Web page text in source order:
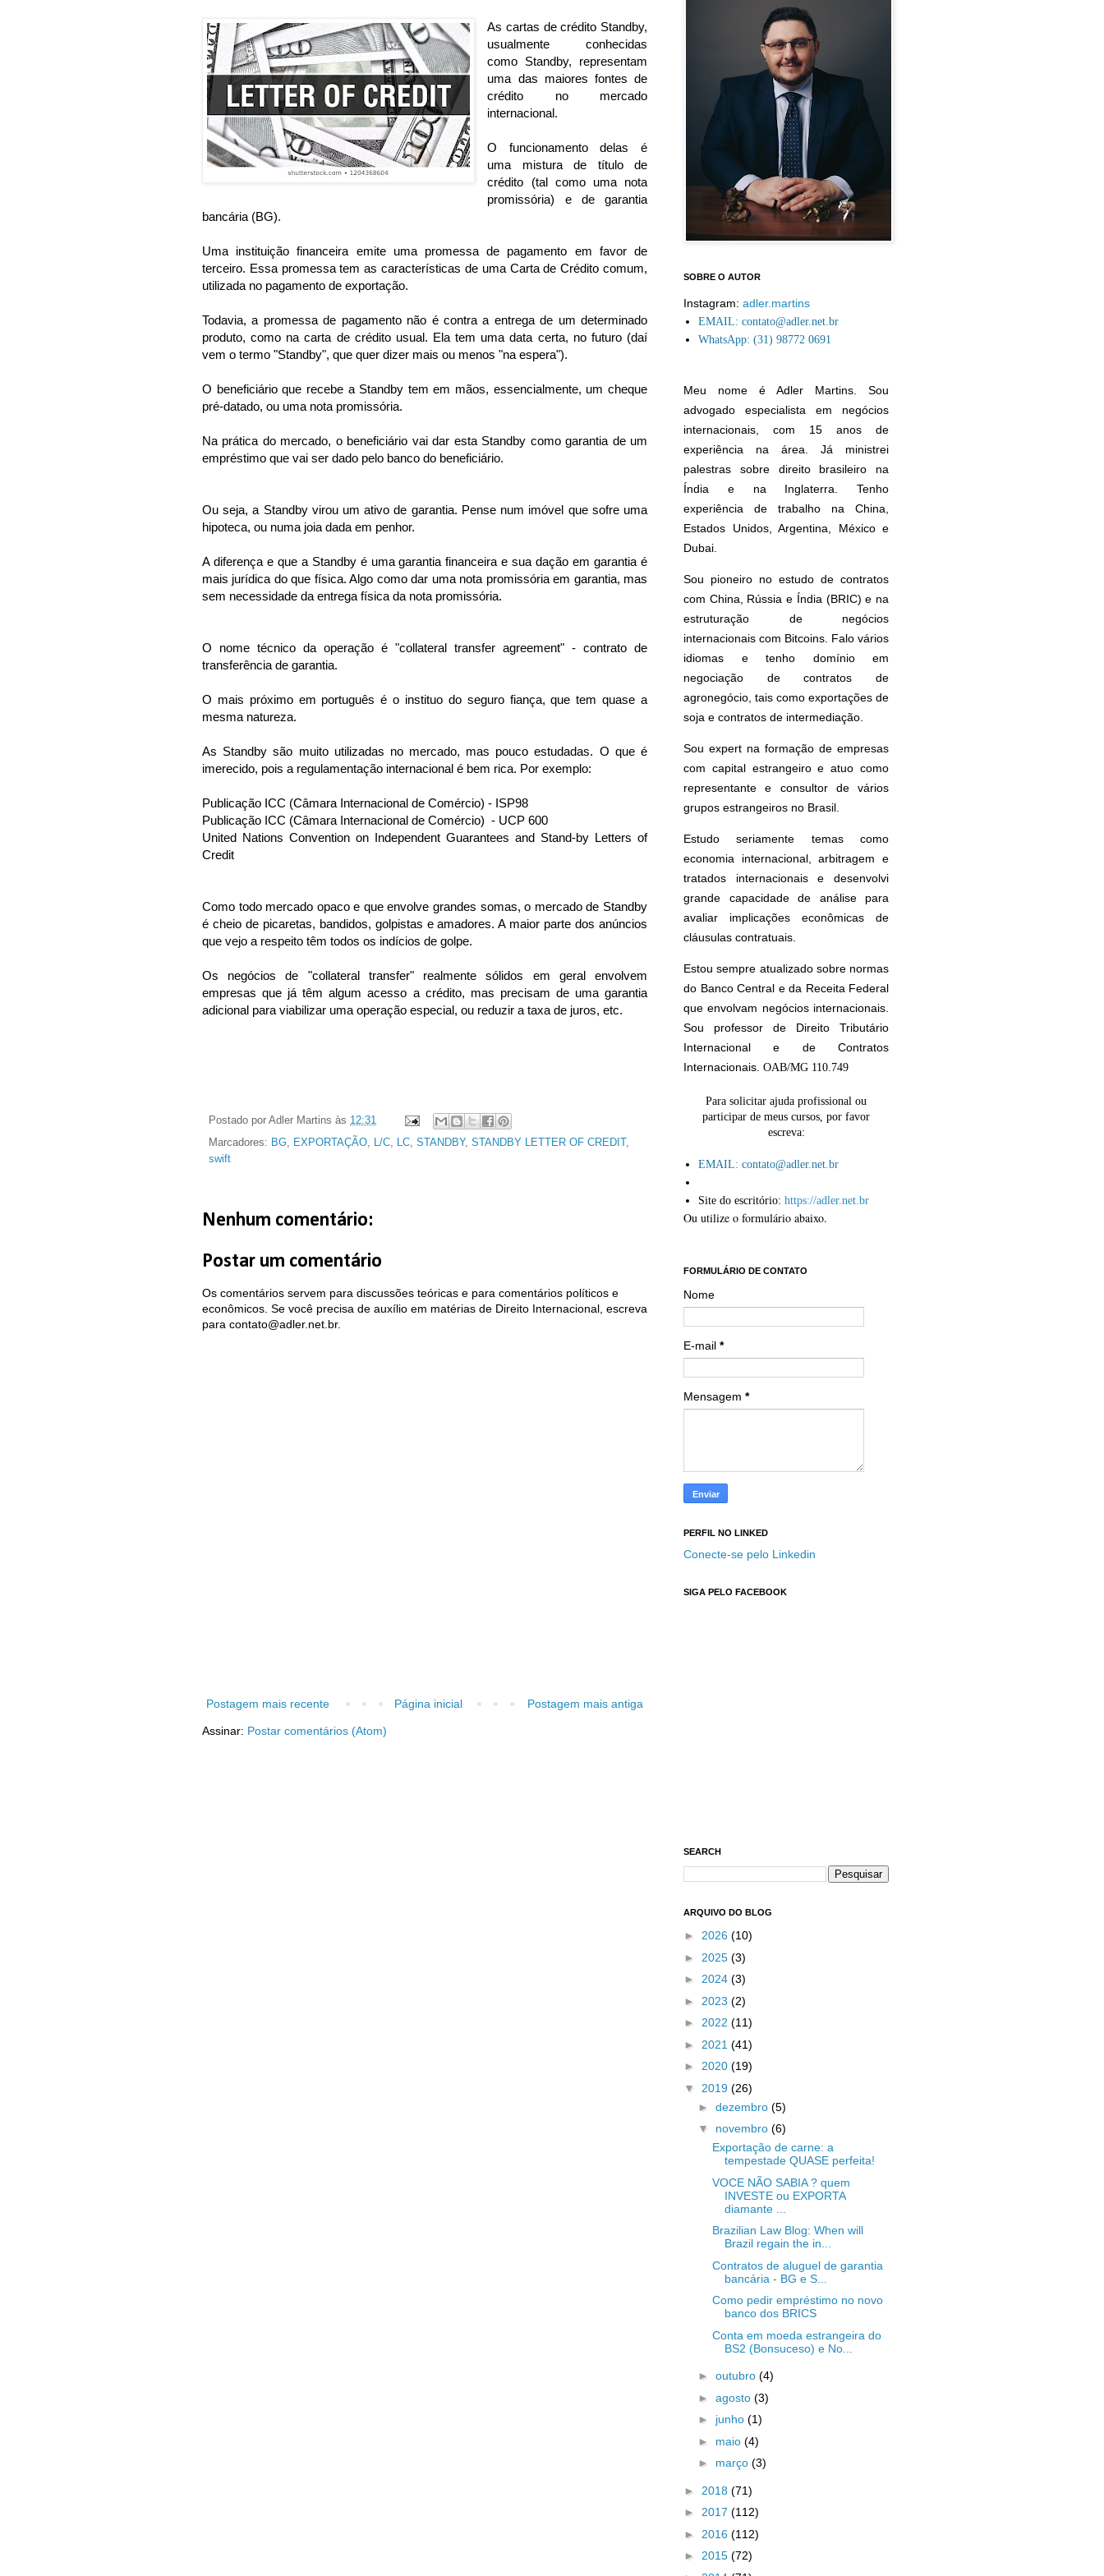
As cartas de crédito Standby,
usualmente conhecidas
como Standby, representam
uma das maiores fontes de
crédito no mercado
internacional.
O funcionamento delas é
uma mistura de título de
crédito (tal como uma nota
promissória) e de garantia
bancária (BG).
Uma instituição financeira emite uma promessa de pagamento em favor de
terceiro. Essa promessa tem as características de uma Carta de Crédito comum,
utilizada no pagamento de exportação.
Todavia, a promessa de pagamento não é contra a entrega de um determinado
produto, como na carta de crédito usual. Ela tem uma data certa, no futuro (daí
vem o termo "Standby", que quer dizer mais ou menos "na espera").
O beneficiário que recebe a Standby tem em mãos, essencialmente, um cheque
pré-datado, ou uma nota promissória.
Na prática do mercado, o beneficiário vai dar esta Standby como garantia de um
empréstimo que vai ser dado pelo banco do beneficiário.
Ou seja, a Standby virou um ativo de garantia. Pense num imóvel que sofre uma
hipoteca, ou numa joia dada em penhor.
A diferença e que a Standby é uma garantia financeira e sua dação em garantia é
mais jurídica do que física. Algo como dar uma nota promissória em garantia, mas
sem necessidade da entrega física da nota promissória.
O nome técnico da operação é "collateral transfer agreement" - contrato de
transferência de garantia.
O mais próximo em português é o instituo do seguro fiança, que tem quase a
mesma natureza.
As Standby são muito utilizadas no mercado, mas pouco estudadas. O que é
imerecido, pois a regulamentação internacional é bem rica. Por exemplo:
Publicação ICC (Câmara Internacional de Comércio) - ISP98
Publicação ICC (Câmara Internacional de Comércio) - UCP 600
United Nations Convention on Independent Guarantees and Stand-by Letters of
Credit
Como todo mercado opaco e que envolve grandes somas, o mercado de Standby
é cheio de picaretas, bandidos, golpistas e amadores. A maior parte dos anúncios
que vejo a respeito têm todos os indícios de golpe.
Os negócios de "collateral transfer" realmente sólidos em geral envolvem
empresas que já têm algum acesso a crédito, mas precisam de uma garantia
adicional para viabilizar uma operação especial, ou reduzir a taxa de juros, etc.
Postado por Adler Martins às 12:31
Marcadores: BG, EXPORTAÇÃO, L/C, LC, STANDBY, STANDBY LETTER OF CREDIT ,
swift
Nenhum comentário:
Postar um comentário
Os comentários servem para discussões teóricas e para comentários políticos e
econômicos. Se você precisa de auxílio em matérias de Direito Internacional, escreva
para contato@adler.net.br.
Postagem mais recente Postagem mais antiga
Página inicial
Assinar: Postar comentários (Atom)
SOBRE O AUTOR
Instagram: adler.martins
EMAIL: contato@adler.net.br
WhatsApp: (31) 98772 0691
Meu nome é Adler Martins. Sou
advogado especialista em negócios
internacionais, com 15 anos de
experiência na área. Já ministrei
palestras sobre direito brasileiro na
Índia e na Inglaterra. Tenho
experiência de trabalho na China,
Estados Unidos, Argentina, México e
Dubai.
Sou pioneiro no estudo de contratos
com China, Rússia e Índia (BRIC) e na
estruturação de negócios
internacionais com Bitcoins. Falo vários
idiomas e tenho domínio em
negociação de contratos de
agronegócio, tais como exportações de
soja e contratos de intermediação.
Sou expert na formação de empresas
com capital estrangeiro e atuo como
representante e consultor de vários
grupos estrangeiros no Brasil.
Estudo seriamente temas como
economia internacional, arbitragem e
tratados internacionais e desenvolvi
grande capacidade de análise para
avaliar implicações econômicas de
cláusulas contratuais.
Estou sempre atualizado sobre normas
do Banco Central e da Receita Federal
que envolvam negócios internacionais.
Sou professor de Direito Tributário
Internacional e de Contratos
Internacionais. OAB/MG 110.749
Para solicitar ajuda profissional ou
participar de meus cursos, por favor
escreva:
EMAIL: contato@adler.net.br
Site do escritório: https://adler.net.br
Ou utilize o formulário abaixo.
FORMULÁRIO DE CONTATO
Nome
E-mail *
Mensagem *
PERFIL NO LINKED
Conecte-se pelo Linkedin
SIGA PELO FACEBOOK
SEARCH
ARQUIVO DO BLOG
► 2026 (10)
► 2025 (3)
► 2024 (3)
► 2023 (2)
► 2022 (11)
► 2021 (41)
► 2020 (19)
▼ 2019 (26)
► dezembro (5)
▼ novembro (6)
Exportação de carne: a
tempestade QUASE perfeita!
VOCE NÃO SABIA ? quem
INVESTE ou EXPORTA
diamante ...
Brazilian Law Blog: When will
Brazil regain the in...
Contratos de aluguel de garantia
bancária - BG e S...
Como pedir empréstimo no novo
banco dos BRICS
Conta em moeda estrangeira do
BS2 (Bonsuceso) e No...
► outubro (4)
► agosto (3)
► junho (1)
► maio (4)
► março (3)
► 2018 (71)
► 2017 (112)
► 2016 (112)
► 2015 (72)